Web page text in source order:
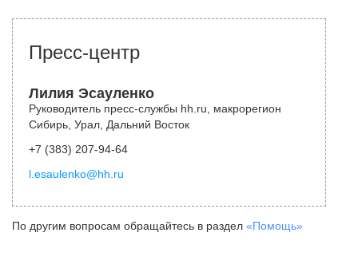
Пресс-центр
Лилия Эсауленко
Руководитель пресс-службы hh.ru, макрорегион
Сибирь, Урал, Дальний Восток
+7 (383) 207-94-64
l.esaulenko@hh.ru
По другим вопросам обращайтесь в раздел «Помощь»